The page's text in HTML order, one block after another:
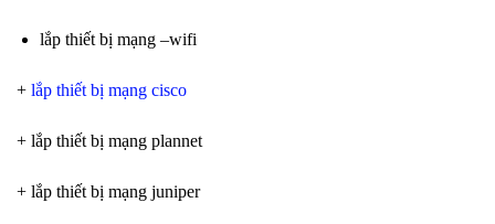
lắp thiết bị mạng –wifi
+ lắp thiết bị mạng cisco
+ lắp thiết bị mạng plannet
+ lắp thiết bị mạng juniper